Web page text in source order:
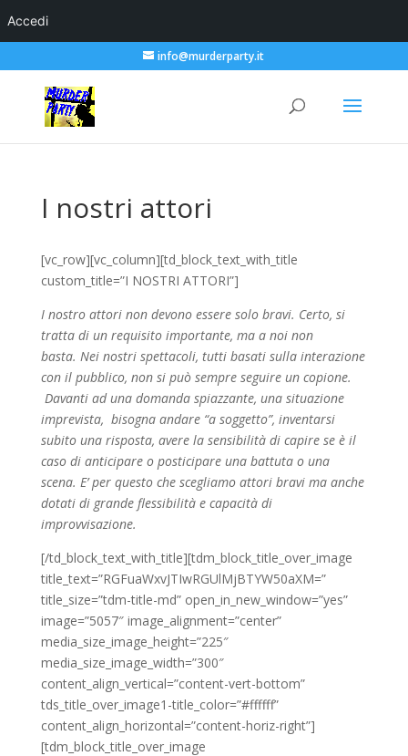
Accedi
info@murderparty.it
I nostri attori
[vc_row][vc_column][td_block_text_with_title
custom_title=”I NOSTRI ATTORI”]
I nostro attori non devono essere solo bravi. Certo, si
tratta di un requisito importante, ma a noi non
basta. Nei nostri spettacoli, tutti basati sulla interazione
con il pubblico, non si può sempre seguire un copione.
Davanti ad una domanda spiazzante, una situazione
imprevista, bisogna andare “a soggetto”, inventarsi
subito una risposta, avere la sensibilità di capire se è il
caso di anticipare o posticipare una battuta o una
scena. E’ per questo che scegliamo attori bravi ma anche
dotati di grande flessibilità e capacità di
improvvisazione.
[/td_block_text_with_title][tdm_block_title_over_image
title_text=”RGFuaWxvJTIwRGUlMjBTYW50aXM=”
title_size=”tdm-title-md” open_in_new_window=”yes”
image=”5057″ image_alignment=”center”
media_size_image_height=”225″
media_size_image_width=”300″
content_align_vertical=”content-vert-bottom”
tds_title_over_image1-title_color=”#ffffff”
content_align_horizontal=”content-horiz-right”]
[tdm_block_title_over_image